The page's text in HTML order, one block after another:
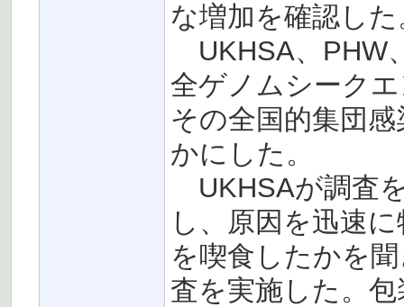
な増加を確認した
UKHSA、PHW
全ゲノムシーク
その全国的集団
かにした。
UKHSAが調査
し、原因を迅速
を喫食したかを
査を実施した。